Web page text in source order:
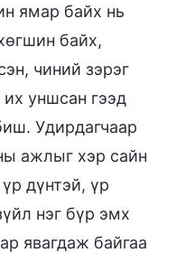
ямар байх нь
байх,
чиний зэрэг
уншсан гээд
Удирдагчаар
ажлыг хэр сайн
дүнтэй, үр
нэг бүр эмх
явагдаж байгаа